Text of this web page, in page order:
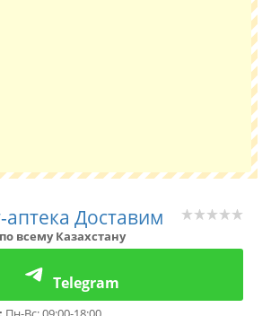
Доставим
всему Казахстану
Telegram